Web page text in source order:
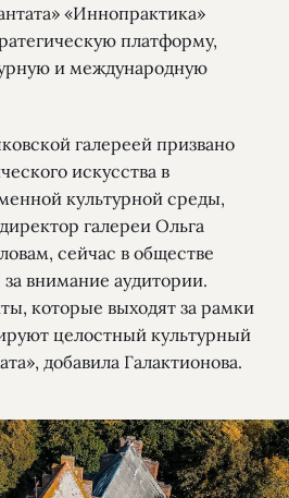
«Иннопрактика»
платформу,
и международную
галереей призвано
искусства в
культурной среды,
галереи Ольга
сейчас в обществе
внимание аудитории.
которые выходят за рамки
целостный культурный
добавила Галактионова.